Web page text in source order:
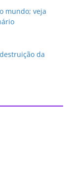
mundo; veja
da